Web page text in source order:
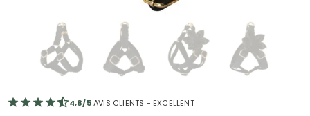
4,8/5AVIS CLIENTS - EXCELLENT